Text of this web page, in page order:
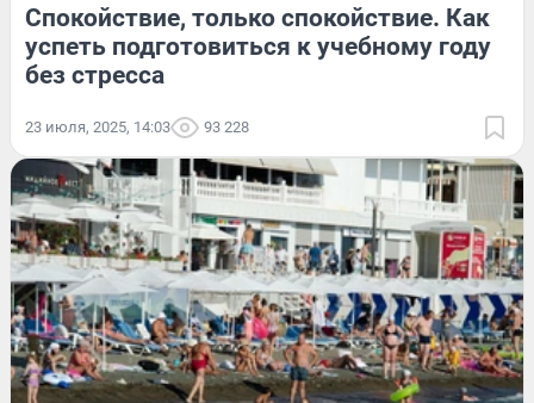
Спокойствие, только спокойствие. Как
успеть подготовиться к учебному году
без стресса
23 июля, 2025, 14:03 93 228